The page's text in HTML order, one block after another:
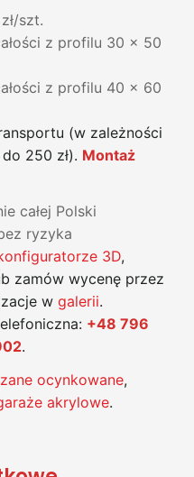
szt.
z profilu 30 x 50
z profilu 40 x 60
(w zależności
250 zł). Montaż
całej Polski
ryzyka
3D,
zamów wycenę przez
w galerii.
+48 796
.
ocynkowane,
akrylowe.